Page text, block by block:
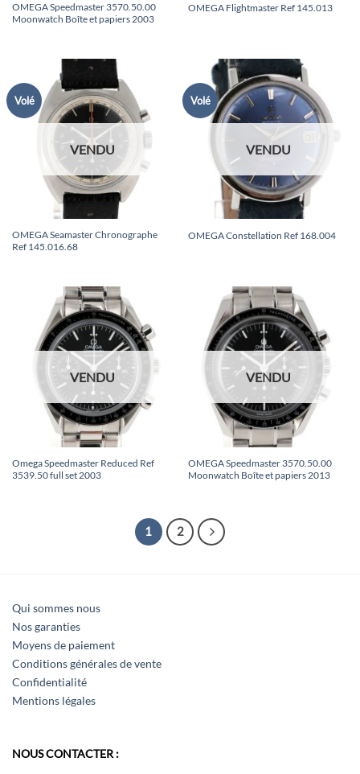
OMEGA Speedmaster 3570.50.00
Moonwatch Boîte et papiers 2003
OMEGA Flightmaster Ref 145.013
Volé
VENDU
OMEGA Seamaster Chronographe
Ref 145.016.68
Volé
VENDU
OMEGA Constellation Ref 168.004
VENDU
Omega Speedmaster Reduced Ref
3539.50 full set 2003
VENDU
OMEGA Speedmaster 3570.50.00
Moonwatch Boîte et papiers 2013
1 2
Qui sommes nous
Nos garanties
Moyens de paiement
Conditions générales de vente
Confidentialité
Mentions légales
NOUS CONTACTER :